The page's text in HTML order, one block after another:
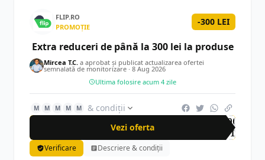
FLIP.RO
PROMOȚIE
-300 LEI
Extra reduceri de până la 300 lei la produse
Mircea T.C. a aprobat și publicat actualizarea ofertei
semnalată de monitorizare · 8 Aug 2026
Ultima folosire acum 4 zile
M M M M M
& condiții
Vezi oferta
-300
LEI
Verificare Descriere & condiții